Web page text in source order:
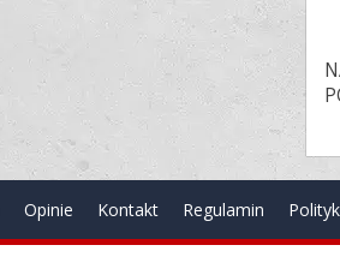
Opinie Kontakt Regulamin